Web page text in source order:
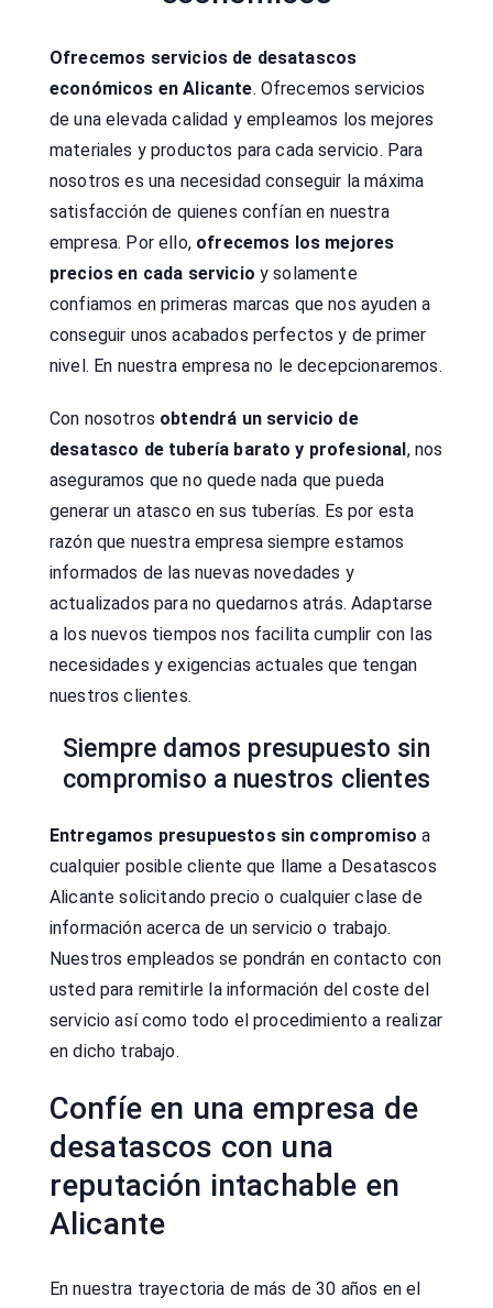
Ofrecemos servicios de desatascos
económicos en Alicante. Ofrecemos servicios
de una elevada calidad y empleamos los mejores
materiales y productos para cada servicio. Para
nosotros es una necesidad conseguir la máxima
satisfacción de quienes confían en nuestra
empresa. Por ello, ofrecemos los mejores
precios en cada servicio y solamente
confiamos en primeras marcas que nos ayuden a
conseguir unos acabados perfectos y de primer
nivel. En nuestra empresa no le decepcionaremos.
Con nosotros obtendrá un servicio de
desatasco de tubería barato y profesional , nos
aseguramos que no quede nada que pueda
generar un atasco en sus tuberías. Es por esta
razón que nuestra empresa siempre estamos
informados de las nuevas novedades y
actualizados para no quedarnos atrás. Adaptarse
a los nuevos tiempos nos facilita cumplir con las
necesidades y exigencias actuales que tengan
nuestros clientes.
Siempre damos presupuesto sin
compromiso a nuestros clientes
Entregamos presupuestos sin compromiso a
cualquier posible cliente que llame a Desatascos
Alicante solicitando precio o cualquier clase de
información acerca de un servicio o trabajo.
Nuestros empleados se pondrán en contacto con
usted para remitirle la información del coste del
servicio así como todo el procedimiento a realizar
en dicho trabajo.
Confíe en una empresa de
desatascos con una
reputación intachable en
Alicante
En nuestra trayectoria de más de 30 años en el